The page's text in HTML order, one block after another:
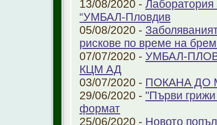
13/08/2020 - Лаборатория
“УМБАЛ-Пловдив
05/08/2020 -
рискове по време на
07/07/2020 - УМБАЛ-
КЦМ АД
03/07/2020 - ПОКАНА ДО
29/06/2020 - "Първи
формат
25/06/2020 - Новото